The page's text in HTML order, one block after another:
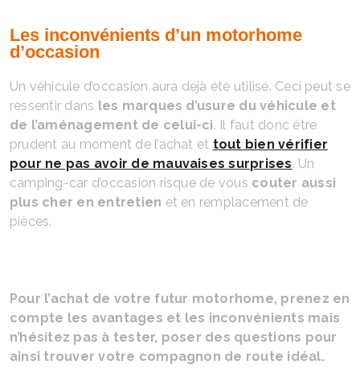
Les inconvénients d’un motorhome
d’occasion
Un véhicule d’occasion aura déjà été utilisé. Ceci peut se
ressentir dans les marques d’usure du véhicule et
de l’aménagement de celui-ci. Il faut donc être
prudent au moment de l’achat et tout bien vérifier
pour ne pas avoir de mauvaises surprises. Un
camping-car d’occasion risque de vous couter aussi
plus cher en entretien et en remplacement de
pièces.
Pour l’achat de votre futur motorhome, prenez en
compte les avantages et les inconvénients mais
n’hésitez pas à tester, poser des questions pour
ainsi trouver votre compagnon de route idéal.